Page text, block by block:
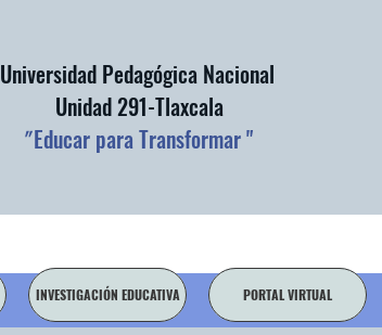
Universidad Pedagógica Nacional
Unidad 291-Tlaxcala
"Educar para Transformar "
INVESTIGACIÓN EDUCATIVA PORTAL VIRTUAL